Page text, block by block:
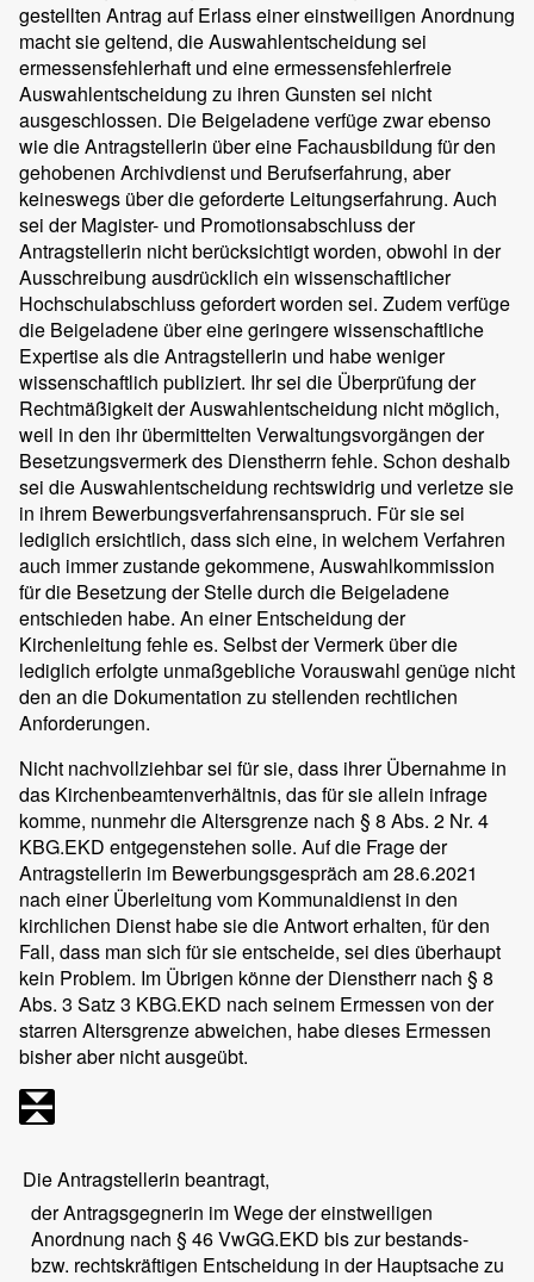
gestellten Antrag auf Erlass einer einstweiligen Anordnung
macht sie geltend, die Auswahlentscheidung sei
ermessensfehlerhaft und eine ermessensfehlerfreie
Auswahlentscheidung zu ihren Gunsten sei nicht
ausgeschlossen. Die Beigeladene verfüge zwar ebenso
wie die Antragstellerin über eine Fachausbildung für den
gehobenen Archivdienst und Berufserfahrung, aber
keineswegs über die geforderte Leitungserfahrung. Auch
sei der Magister- und Promotionsabschluss der
Antragstellerin nicht berücksichtigt worden, obwohl in der
Ausschreibung ausdrücklich ein wissenschaftlicher
Hochschulabschluss gefordert worden sei. Zudem verfüge
die Beigeladene über eine geringere wissenschaftliche
Expertise als die Antragstellerin und habe weniger
wissenschaftlich publiziert. Ihr sei die Überprüfung der
Rechtmäßigkeit der Auswahlentscheidung nicht möglich,
weil in den ihr übermittelten Verwaltungsvorgängen der
Besetzungsvermerk des Dienstherrn fehle. Schon deshalb
sei die Auswahlentscheidung rechtswidrig und verletze sie
in ihrem Bewerbungsverfahrensanspruch. Für sie sei
lediglich ersichtlich, dass sich eine, in welchem Verfahren
auch immer zustande gekommene, Auswahlkommission
für die Besetzung der Stelle durch die Beigeladene
entschieden habe. An einer Entscheidung der
Kirchenleitung fehle es. Selbst der Vermerk über die
lediglich erfolgte unmaßgebliche Vorauswahl genüge nicht
den an die Dokumentation zu stellenden rechtlichen
Anforderungen.
Nicht nachvollziehbar sei für sie, dass ihrer Übernahme in
das Kirchenbeamtenverhältnis, das für sie allein infrage
komme, nunmehr die Altersgrenze nach § 8 Abs. 2 Nr. 4
KBG.EKD entgegenstehen solle. Auf die Frage der
Antragstellerin im Bewerbungsgespräch am 28.6.2021
nach einer Überleitung vom Kommunaldienst in den
kirchlichen Dienst habe sie die Antwort erhalten, für den
Fall, dass man sich für sie entscheide, sei dies überhaupt
kein Problem. Im Übrigen könne der Dienstherr nach § 8
Abs. 3 Satz 3 KBG.EKD nach seinem Ermessen von der
starren Altersgrenze abweichen, habe dieses Ermessen
bisher aber nicht ausgeübt.
Die Antragstellerin beantragt,
der Antragsgegnerin im Wege der einstweiligen
Anordnung nach § 46 VwGG.EKD bis zur bestands-
bzw. rechtskräftigen Entscheidung in der Hauptsache zu